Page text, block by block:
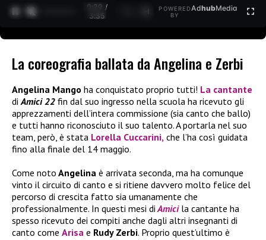
0:30 /
3:35
POWERED
BY
AdhubMedia
La coreografia ballata da Angelina e Zerbi
Angelina Mango ha conquistato proprio tutti! La cantante
diAmici 22 fin dal suo ingresso nella scuola ha ricevuto gli
apprezzamenti dell’intera commissione (sia canto che ballo)
e tutti hanno riconosciuto il suo talento. A portarla nel suo
team, però, è stata Lorella Cuccarini, che l’ha così guidata
fino alla finale del 14 maggio.
Come noto Angelina è arrivata seconda, ma ha comunque
vinto il circuito di canto e si ritiene davvero molto felice del
percorso di crescita fatto sia umanamente che
professionalmente. In questi mesi di Amici la cantante ha
spesso ricevuto dei compiti anche dagli altri insegnanti di
canto come Arisa e Rudy Zerbi. Proprio quest’ultimo è